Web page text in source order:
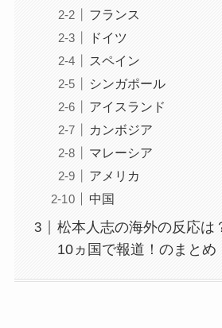
フランス
ドイツ
スペイン
シンガポール
アイスランド
カンボジア
マレーシア
アメリカ
中国
松本人志の海外の反応は
10ヵ国で報道！のまとめ